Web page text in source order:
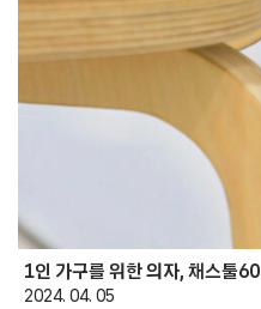
1인 가구를 위한 의자, 채스툴60
2024. 04. 05